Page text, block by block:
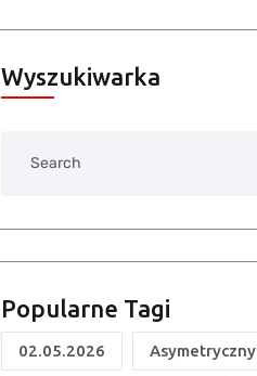
Wyszukiwarka
Popularne Tagi
02.05.2026 Asymetryczny